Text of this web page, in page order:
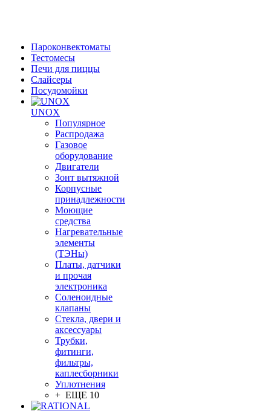
Пароконвектоматы
Тестомесы
Печи для пиццы
Слайсеры
Посудомойки
UNOX
Популярное
Распродажа
Газовое
оборудование
Двигатели
Зонт вытяжной
Корпусные
принадлежности
Моющие
средства
Нагревательные
элементы
(ТЭНы)
Платы, датчики
и прочая
электроника
Соленоидные
клапаны
Стекла, двери и
аксессуары
Трубки,
фитинги,
фильтры,
каплесборники
Уплотнения
+ ЕЩЕ 10